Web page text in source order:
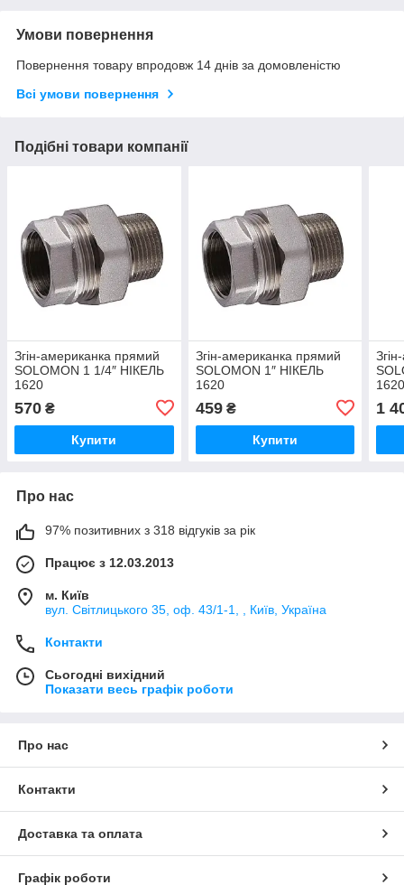
Умови повернення
Повернення товару впродовж 14 днів за домовленістю
Всі умови повернення
Подібні товари компанії
Згін-американка прямий
SOLOMON 1 1/4″ НІКЕЛЬ
1620
570 ₴
Купити
Згін-американка прямий
SOLOMON 1″ НІКЕЛЬ
1620
459₴
Купити
1
Про нас
97% позитивних з 318 відгуків за рік
Працює з 12.03.2013
м. Київ
вул. Світлицького 35, оф. 43/1-1, , Київ, Україна
Контакти
Сьогодні вихідний
Показати весь графік роботи
Про нас
Контакти
Доставка та оплата
Графік роботи